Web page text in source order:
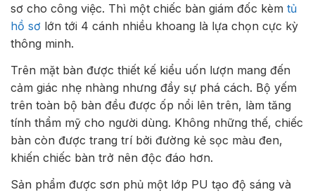
sơ cho công việc. Thì một chiếc bàn giám đốc kèm tủ
hồ sơ lớn tới 4 cánh nhiều khoang là lựa chọn cực kỳ
thông minh.
Trên mặt bàn được thiết kế kiểu uốn lượn mang đến
cảm giác nhẹ nhàng nhưng đầy sự phá cách. Bộ yếm
trên toàn bộ bàn đều được ốp nổi lên trên, làm tăng
tính thẩm mỹ cho người dùng. Không những thế, chiếc
bàn còn được trang trí bởi đường kẻ sọc màu đen,
khiến chiếc bàn trở nên độc đáo hơn.
Sản phẩm được sơn phủ một lớp PU tạo độ sáng và